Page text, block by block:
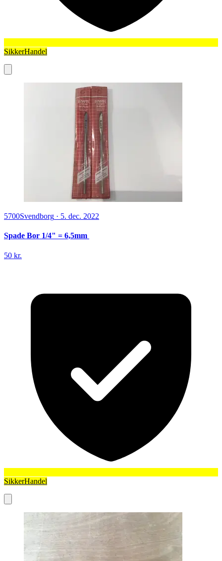
SikkerHandel
5700Svendborg · 5. dec. 2022
Spade Bor 1/4" = 6,5mm
50 kr.
SikkerHandel